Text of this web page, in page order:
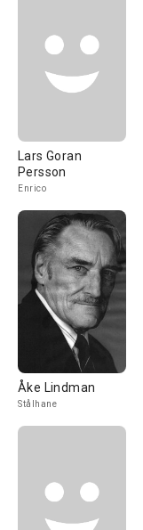
Lars Goran
Persson
Enrico
Åke Lindman
Stålhane